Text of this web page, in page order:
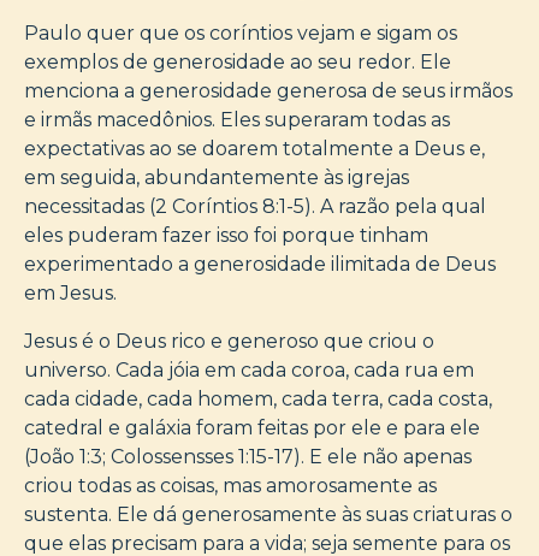
Paulo quer que os coríntios vejam e sigam os
exemplos de generosidade ao seu redor. Ele
menciona a generosidade generosa de seus irmãos
e irmãs macedônios. Eles superaram todas as
expectativas ao se doarem totalmente a Deus e,
em seguida, abundantemente às igrejas
necessitadas (2 Coríntios 8:1-5). A razão pela qual
eles puderam fazer isso foi porque tinham
experimentado a generosidade ilimitada de Deus
em Jesus.
Jesus é o Deus rico e generoso que criou o
universo. Cada jóia em cada coroa, cada rua em
cada cidade, cada homem, cada terra, cada costa,
catedral e galáxia foram feitas por ele e para ele
(João 1:3; Colossensses 1:15-17). E ele não apenas
criou todas as coisas, mas amorosamente as
sustenta. Ele dá generosamente às suas criaturas o
que elas precisam para a vida; seja semente para os